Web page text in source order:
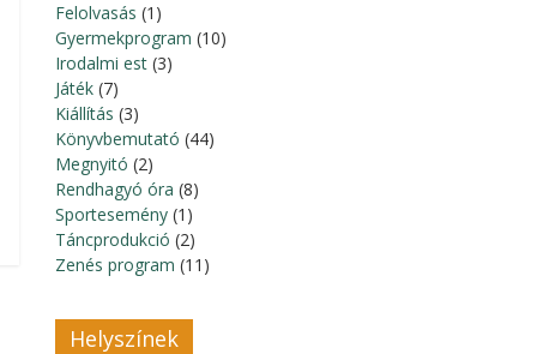
Felolvasás (1)
Gyermekprogram (10)
Irodalmi est (3)
Játék (7)
Kiállítás (3)
Könyvbemutató (44)
Megnyitó (2)
Rendhagyó óra (8)
Sportesemény (1)
Táncprodukció (2)
Zenés program (11)
Helyszínek